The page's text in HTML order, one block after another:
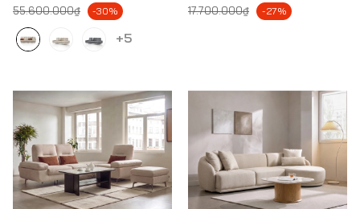
55.600.000₫ -30%
+5
17.700.000₫ -27%